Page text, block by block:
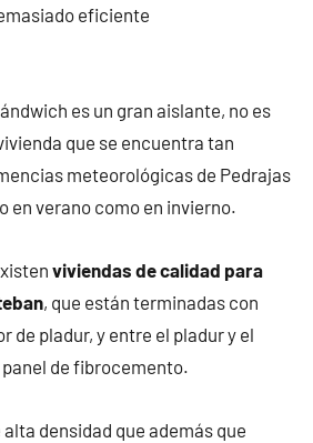
eficiente
es un gran aislante, no es
que se encuentra tan
meteorológicas de Pedrajas
en verano como en invierno.
viviendas de calidad para
, que están terminadas con
de pladur, y entre el pladur y el
de fibrocemento.
densidad que además que